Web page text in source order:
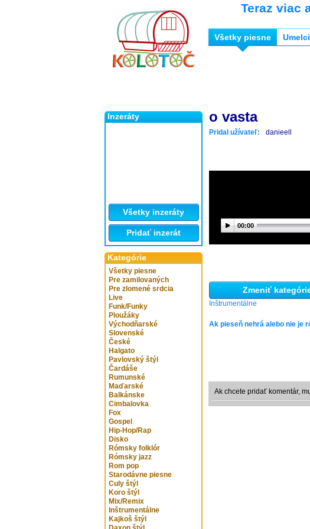
Inzeráty
Všetky inzeráty
Pridať inzerát
Kategórie
Všetky piesne
Pre zamilovaných
Pre zlomené srdcia
Live
Funk/Funky
Ploužáky
Východňarské
Slovenské
České
Halgato
Pavlovský štýl
Čardáše
Rumunské
Maďarské
Balkánske
Cimbalovka
Fox
Gospel
Hip-Hop/Rap
Disko
Rómsky folklór
Rómsky jazz
Rom pop
Starodávne piesne
Culy štýl
Koro štýl
Mix/Remix
Inštrumentálne
Kajkoš štýl
Teraz viac
Všetky piesne Umelci
o vasta
Pridal užívateľ: danieell
00:00
Zmeniť
Inštrumentálne
Ak pieseň nehrá alebo nie je
Ak chcete pridať komentár,